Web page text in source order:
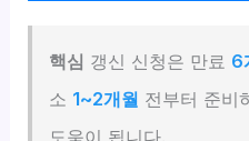
핵심 갱신 신청은 만료 6
소 1~2개월 전부터 준비